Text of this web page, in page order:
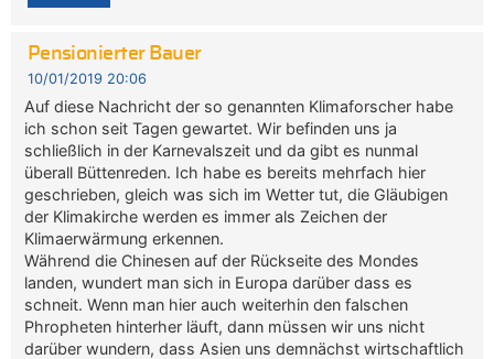
Pensionierter Bauer
10/01/2019 20:06
Auf diese Nachricht der so genannten Klimaforscher habe
ich schon seit Tagen gewartet. Wir befinden uns ja
schließlich in der Karnevalszeit und da gibt es nunmal
überall Büttenreden. Ich habe es bereits mehrfach hier
geschrieben, gleich was sich im Wetter tut, die Gläubigen
der Klimakirche werden es immer als Zeichen der
Klimaerwärmung erkennen.
Während die Chinesen auf der Rückseite des Mondes
landen, wundert man sich in Europa darüber dass es
schneit. Wenn man hier auch weiterhin den falschen
Phropheten hinterher läuft, dann müssen wir uns nicht
darüber wundern, dass Asien uns demnächst wirtschaftlich